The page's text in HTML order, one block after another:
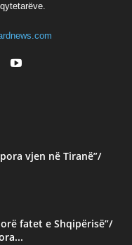
vjen në Tiranë”/
fatet e Shqipërisë”/